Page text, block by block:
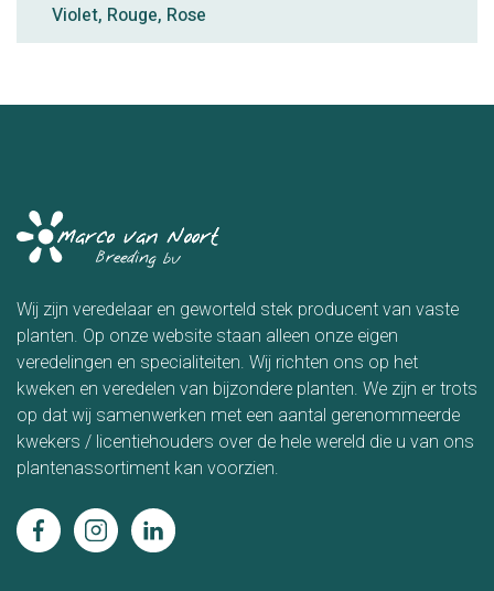
Violet, Rouge, Rose
Wij zijn veredelaar en geworteld stek producent van vaste
planten. Op onze website staan alleen onze eigen
veredelingen en specialiteiten. Wij richten ons op het
kweken en veredelen van bijzondere planten. We zijn er trots
op dat wij samenwerken met een aantal gerenommeerde
kwekers / licentiehouders over de hele wereld die u van ons
plantenassortiment kan voorzien.